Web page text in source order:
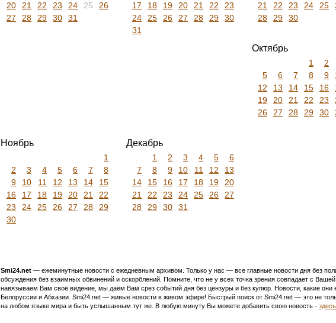
20
21 22 23 24 25
26
27
28 29 30 31
17
18 19 20 21 22
23
24
25 26 27 28 29
30
31
21
22 23 24 25
28
29 30
Октябрь
1 2
5
6 7 8 9
12
13 14 15 16
19
20 21 22 23
26
27 28 29 30
Ноябрь
1
2
3 4 5 6 7
8
9
10 11 12 13 14
15
16
17 18 19 20 21
22
23
24 25 26 27 28
29
30
Декабрь
1 2 3 4 5
6
7
8 9 10 11 12
13
14
15 16 17 18 19
20
21
22 23 24 25 26
27
28
29 30 31
Smi24.net — ежеминутные новости с ежедневным архивом. Только у нас — все главные новости дня без
обсуждения без взаимных обвинений и оскорблений. Помните, что не у всех точка зрения совпадает с
навязываем Вам своё видение, мы даём Вам срез событий дня без цензуры и без купюр. Новости, какие
Белоруссии и Абхазии. Smi24.net — живые новости в живом эфире! Быстрый поиск от Smi24.net — это не
на любом языке мира и быть услышанным тут же. В любую минуту Вы можете добавить свою новость - здесь